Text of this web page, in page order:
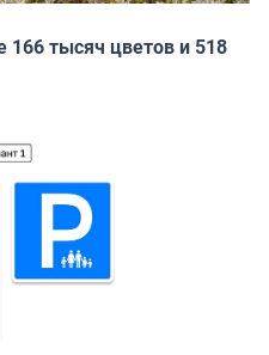
тысяч цветов и 518